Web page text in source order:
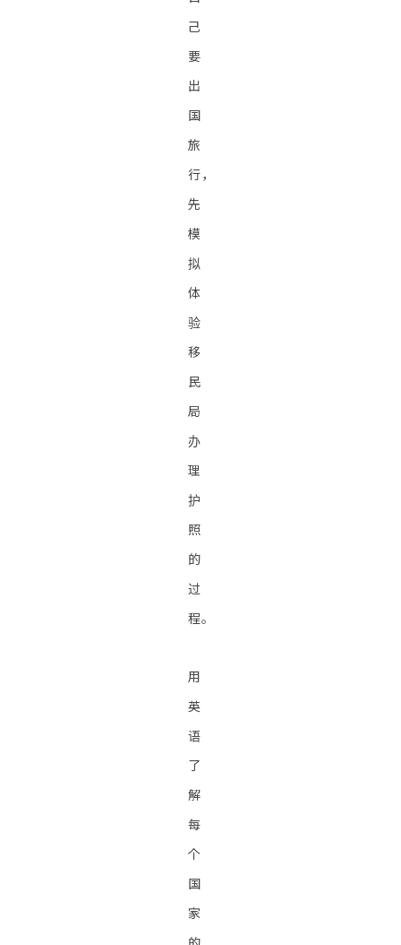
己
要
出
国
旅
行，
先
模
拟
体
验
移
民
局
办
理
护
照
的
过
程。
用
英
语
了
解
每
个
国
家